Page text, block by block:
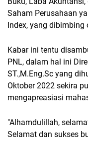
Saham Perusahaan
Index, yang dibimbing
Kabar ini tentu
PNL, dalam hal ini
ST.,M.Eng.Sc yang
Oktober 2022 sekira
mengapreasiasi
"Alhamdulillah,
Selamat dan sukses